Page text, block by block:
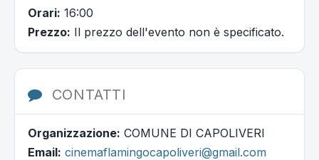
Orari: 16:00
Prezzo: Il prezzo dell'evento non è specificato.
CONTATTI
Organizzazione: COMUNE DI CAPOLIVERI
Email: cinemaflamingocapoliveri@gmail.com